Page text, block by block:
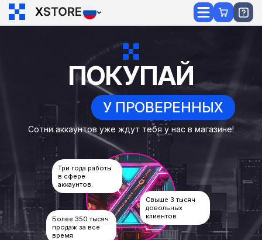
ПОКУПАЙ
У ПРОВЕРЕННЫХ
Сотни аккаунтов уже ждут тебя у нас в магазине!
Три года работы
в сфере
аккаунтов.
Свыше 3 тысяч
довольных
клиентов
Более 350 тысяч
продаж за все
время